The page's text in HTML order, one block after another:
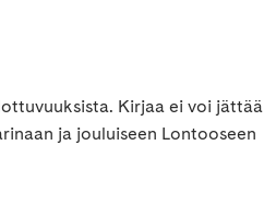
Kirjaa ei voi jättää
ja jouluiseen Lontooseen